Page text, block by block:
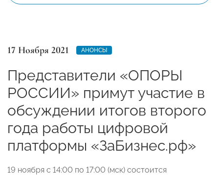
17 Ноября 2021 АНОНСЫ
Представители «ОПОРЫ
РОССИИ» примут участие в
обсуждении итогов второго
года работы цифровой
платформы «ЗаБизнес.рф»
19 ноября с 14:00 по 17:00 (мск) состоится